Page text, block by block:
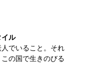
イル
でいること。それ
の国で生きのびる